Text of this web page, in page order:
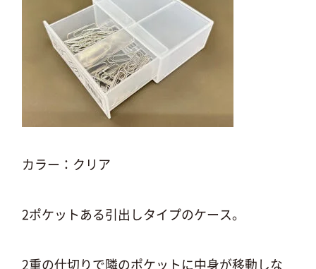
カラー：クリア
2ポケットある引出しタイプのケース。
2重の仕切りで隣のポケットに中身が移動しな